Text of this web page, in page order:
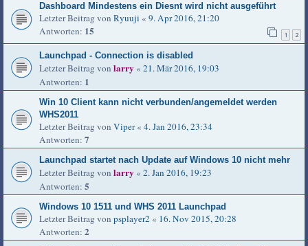
Dashboard Mindestens ein Diesnt wird nicht ausgeführt
Letzter Beitrag von Ryuuji « 9. Apr 2016, 21:20
Antworten: 15 1 2
Launchpad - Connection is disabled
Letzter Beitrag von larry « 21. Mär 2016, 19:03
Antworten: 1
Win 10 Client kann nicht verbunden/angemeldet werden
WHS2011
Letzter Beitrag von Viper« 4. Jan 2016, 23:34
Antworten: 7
Launchpad startet nach Update auf Windows 10 nicht mehr
Letzter Beitrag von larry « 2. Jan 2016, 19:23
Antworten: 5
Windows 10 1511 und WHS 2011 Launchpad
Letzter Beitrag von psplayer2 « 16. Nov 2015, 20:28
Antworten: 2